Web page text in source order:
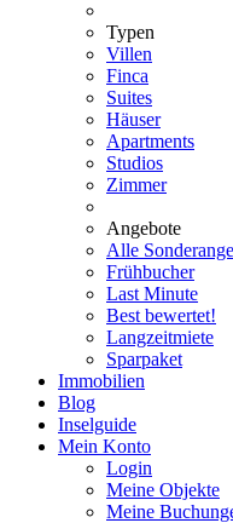
Typen
Villen
Finca
Suites
Häuser
Apartments
Studios
Zimmer
Angebote
Alle
Frühbucher
Last Minute
Best bewertet!
Langzeitmiete
Sparpaket
Immobilien
Blog
Inselguide
Mein Konto
Login
Meine Objekte
Meine